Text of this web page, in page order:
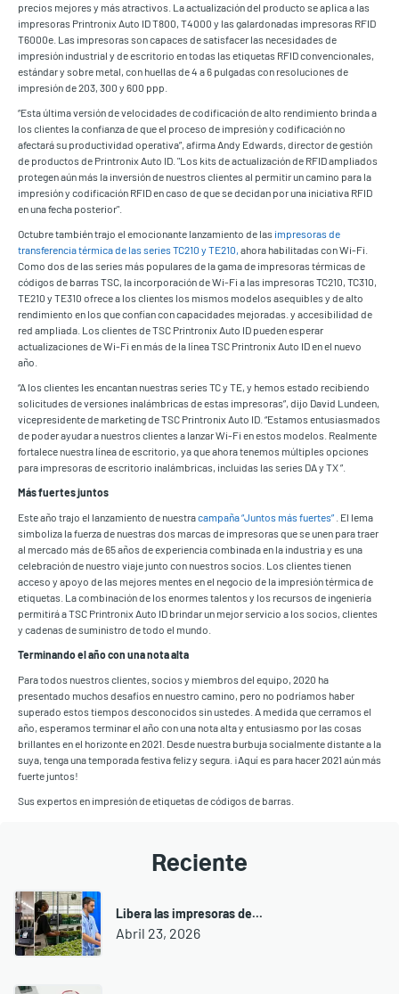
precios mejores y más atractivos. La actualización del producto se aplica a las
impresoras Printronix Auto ID T800, T4000 y las galardonadas impresoras RFID
T6000e. Las impresoras son capaces de satisfacer las necesidades de
impresión industrial y de escritorio en todas las etiquetas RFID convencionales,
estándar y sobre metal, con huellas de 4 a 6 pulgadas con resoluciones de
impresión de 203, 300 y 600 ppp.
“Esta última versión de velocidades de codificación de alto rendimiento brinda a
los clientes la confianza de que el proceso de impresión y codificación no
afectará su productividad operativa”, afirma Andy Edwards, director de gestión
de productos de Printronix Auto ID. "Los kits de actualización de RFID ampliados
protegen aún más la inversión de nuestros clientes al permitir un camino para la
impresión y codificación RFID en caso de que se decidan por una iniciativa RFID
en una fecha posterior".
Octubre también trajo el emocionante lanzamiento de las impresoras de
transferencia térmica de las series TC210 y TE210, ahora habilitadas con Wi-Fi.
Como dos de las series más populares de la gama de impresoras térmicas de
códigos de barras TSC, la incorporación de Wi-Fi a las impresoras TC210, TC310,
TE210 y TE310 ofrece a los clientes los mismos modelos asequibles y de alto
rendimiento en los que confían con capacidades mejoradas. y accesibilidad de
red ampliada. Los clientes de TSC Printronix Auto ID pueden esperar
actualizaciones de Wi-Fi en más de la línea TSC Printronix Auto ID en el nuevo
año.
“A los clientes les encantan nuestras series TC y TE, y hemos estado recibiendo
solicitudes de versiones inalámbricas de estas impresoras”, dijo David Lundeen,
vicepresidente de marketing de TSC Printronix Auto ID. “Estamos entusiasmados
de poder ayudar a nuestros clientes a lanzar Wi-Fi en estos modelos. Realmente
fortalece nuestra línea de escritorio, ya que ahora tenemos múltiples opciones
para impresoras de escritorio inalámbricas, incluidas las series DA y TX ”.
Más fuertes juntos
Este año trajo el lanzamiento de nuestracampaña “Juntos más fuertes” . El lema
simboliza la fuerza de nuestras dos marcas de impresoras que se unen para traer
al mercado más de 65 años de experiencia combinada en la industria y es una
celebración de nuestro viaje junto con nuestros socios. Los clientes tienen
acceso y apoyo de las mejores mentes en el negocio de la impresión térmica de
etiquetas. La combinación de los enormes talentos y los recursos de ingeniería
permitirá a TSC Printronix Auto ID brindar un mejor servicio a los socios, clientes
y cadenas de suministro de todo el mundo.
Terminando el año con una nota alta
Para todos nuestros clientes, socios y miembros del equipo, 2020 ha
presentado muchos desafíos en nuestro camino, pero no podríamos haber
superado estos tiempos desconocidos sin ustedes. A medida que cerramos el
año, esperamos terminar el año con una nota alta y entusiasmo por las cosas
brillantes en el horizonte en 2021. Desde nuestra burbuja socialmente distante a la
suya, tenga una temporada festiva feliz y segura. ¡Aquí es para hacer 2021 aún más
fuerte juntos!
Sus expertos en impresión de etiquetas de códigos de barras.
Reciente
Libera las impresoras de...
Abril 23, 2026